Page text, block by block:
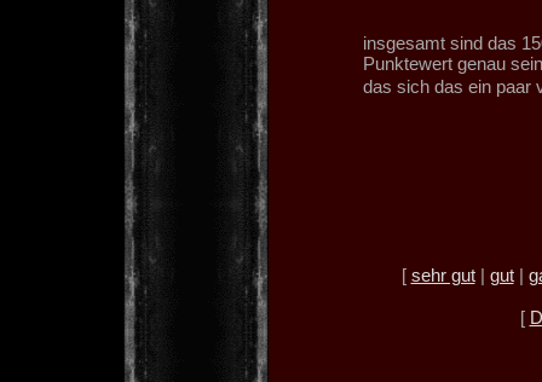
insgesamt sind das
Punktewert genau
das sich das ein paar
[ sehr gut| gut|
[